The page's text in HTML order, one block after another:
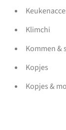
Klimchi
Kommen &
Kopjes
Kopjes &